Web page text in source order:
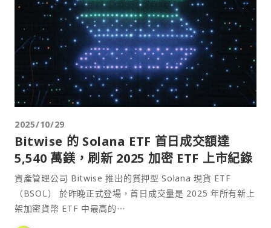
2025/10/29
Bitwise 的 Solana ETF 首日成交額達
5,540 萬鎂，刷新 2025 加密 ETF 上市紀錄
資產管理公司 Bitwise 推出的質押型 Solana 現貨 ETF
（BSOL） 於昨晚正式登場，首日成交量是 2025 年所有新上
架加密貨幣 ETF 中最高的⋯